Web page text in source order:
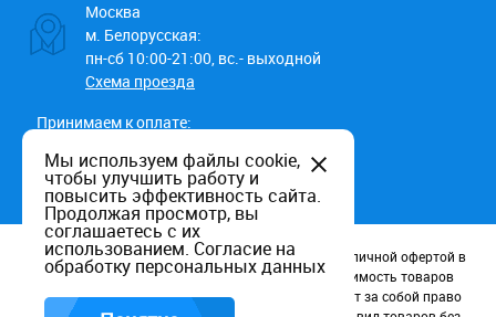
Москва
м. Белорусская:
пн-сб 10:00-21:00, вс.- выходной
Схема проезда
Принимаем к оплате:
Данный информационный ресурс не является публичной офертой в
соотв. со статьей 437 (п.2) ГК РФ. Наличие и стоимость товаров
уточняйте по телефону. Производители оставляют за собой право
Мы используем файлы cookie,
чтобы улучшить работу и
повысить эффективность сайта.
Продолжая просмотр, вы
соглашаетесь с их
использованием. Согласие на
обработку персональных данных